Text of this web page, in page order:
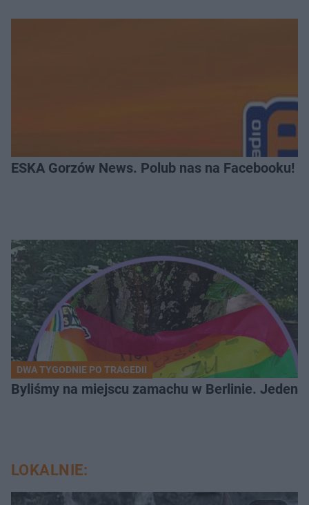
ESKA Gorzów News. Polub nas na Facebooku!
DWA TYGODNIE PO TRAGEDII
Byliśmy na miejscu zamachu w Berlinie. Jeden
LOKALNIE: